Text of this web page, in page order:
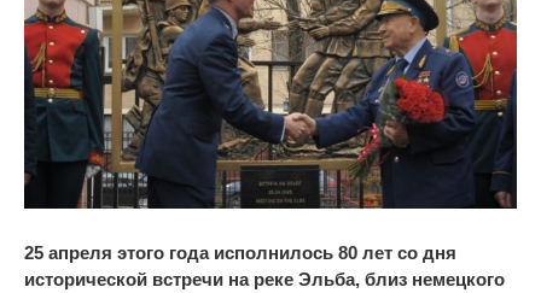
25 апреля этого года исполнилось 80 лет со дня
исторической встречи на реке Эльба, близ немецкого